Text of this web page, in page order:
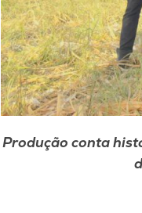
Produção conta